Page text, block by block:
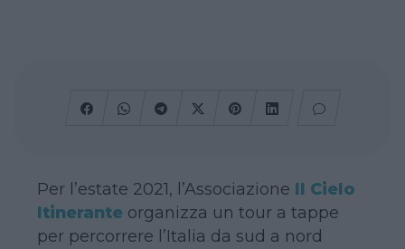
Per l’estate 2021, l’Associazione Il Cielo
Itinerante organizza un tour a tappe
per percorrere l’Italia da sud a nord